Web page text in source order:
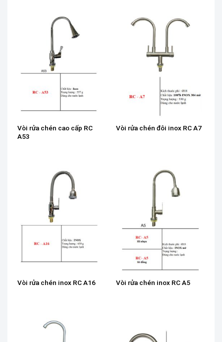
Vòi rửa chén cao cấp RC
A53
Vòi rửa chén đôi inox RC A7
Vòi rửa chén inox RC A16 Vòi rửa chén inox RC A5